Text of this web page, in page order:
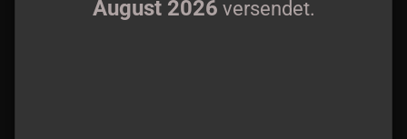
August 2026 versendet.